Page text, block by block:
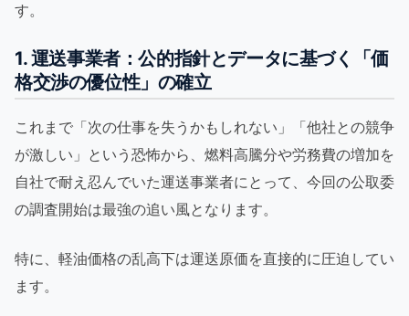
す。
1. 運送事業者：公的指針とデータに基づく「価
格交渉の優位性」の確立
これまで「次の仕事を失うかもしれない」「他社との競争
が激しい」という恐怖から、燃料高騰分や労務費の増加を
自社で耐え忍んでいた運送事業者にとって、今回の公取委
の調査開始は最強の追い風となります。
特に、軽油価格の乱高下は運送原価を直接的に圧迫してい
ます。